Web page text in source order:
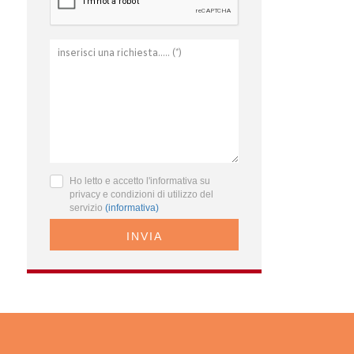
Ho letto e accetto l'informativa su
privacy e condizioni di utilizzo del
servizio (informativa)
INVIA